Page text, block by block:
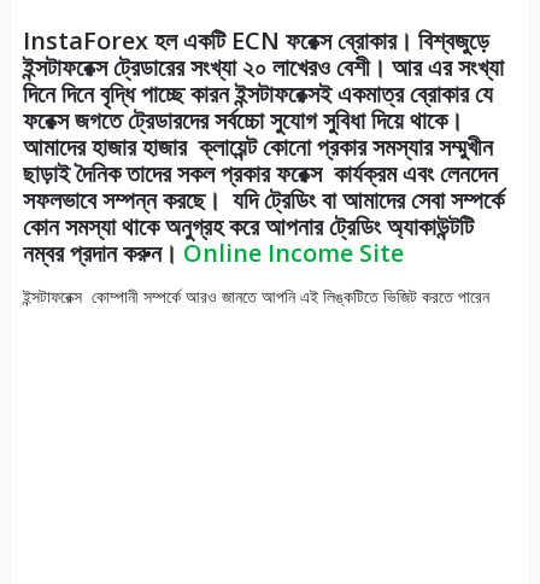
InstaForex হল একটি ECN ফরেক্স ব্রোকার। বিশ্বজুড়ে
ইন্সটাফরেক্স ট্রেডারের সংখ্যা ২০ লাখেরও বেশী। আর এর সংখ্যা
দিনে দিনে বৃদ্ধি পাচ্ছে কারন ইন্সটাফরেক্সই একমাত্র ব্রোকার যে
ফরেক্স জগতে ট্রেডারদের সর্বচ্চো সুযোগ সুবিধা দিয়ে থাকে।
আমাদের হাজার হাজার ক্লায়েন্ট কোনো প্রকার সমস্যার সম্মুখীন
ছাড়াই দৈনিক তাদের সকল প্রকার ফরেক্স কার্যক্রম এবং লেনদেন
সফলভাবে সম্পন্ন করছে। যদি ট্রেডিং বা আমাদের সেবা সম্পর্কে
কোন সমস্যা থাকে অনুগ্রহ করে আপনার ট্রেডিং অ্যাকাউন্টটি
নম্বর প্রদান করুন। Online Income Site
ইন্সটাফরেক্স কোম্পানী সম্পর্কে আরও জানতে আপনি এই লিঙ্কটিতে ভিজিট করতে পারেন